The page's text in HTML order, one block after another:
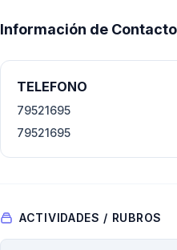
Información de Contacto
TELEFONO
79521695
79521695
ACTIVIDADES / RUBROS